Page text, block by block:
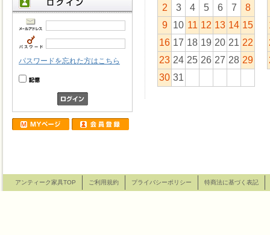
パスワードを忘れた方はこちら
2
3 4 5 6 7
8
9
10 11 12 13 14 15
16 17 18 19 20 21 22
23 24 25 26 27 28 29
30 31
アンティーク家具TOP ご利用規約 プライバシーポリシー 特商法に基づく表記